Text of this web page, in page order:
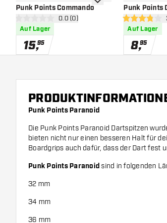
Punk Points Commando
Bewertungsbereich öffnen
0 Bewertungssterne
0.0 (0)
Auf Lager
15,95
Zur WunschlistePunk Points
3.8
Auf Lager
8,95
Punk Points Paranoid
Die Punk Points Paranoid Dartspitzen
bieten nicht nur einen besseren Halt für
Boardgrips auch dafür, dass der Dart fest
Punk Points Paranoidsind in folgenden
32 mm
34 mm
36 mm